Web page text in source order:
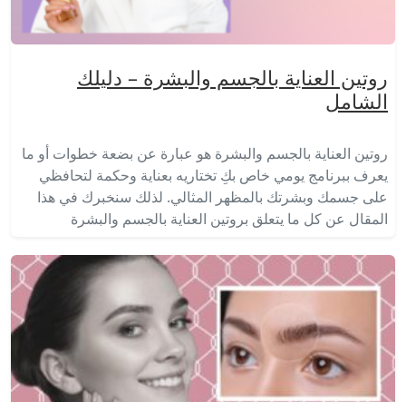
روتين العناية بالجسم والبشرة – دليلك
الشامل
روتين العناية بالجسم والبشرة هو عبارة عن بضعة خطوات أو ما
يعرف ببرنامج يومي خاص بكِ تختاريه بعناية وحكمة لتحافظي
على جسمك وبشرتك بالمظهر المثالي. لذلك سنخبرك في هذا
المقال عن كل ما يتعلق بروتين العناية بالجسم والبشرة